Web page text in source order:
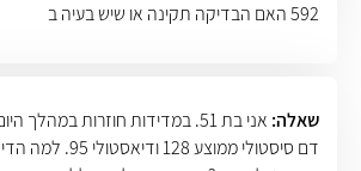
592 האם הבדיקה תקינה או שיש בעיה ב
שאלה:
אני בת 51. במדידות חוזרות במהלך
דם סיסטולי ממוצע 128